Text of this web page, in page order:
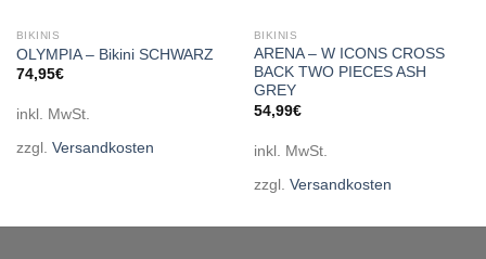
BIKINIS
OLYMPIA – Bikini SCHWARZ
74,95€
inkl. MwSt.
zzgl. Versandkosten
BIKINIS
ARENA – W ICONS CROSS
BACK TWO PIECES ASH
GREY
54,99€
inkl. MwSt.
zzgl. Versandkosten